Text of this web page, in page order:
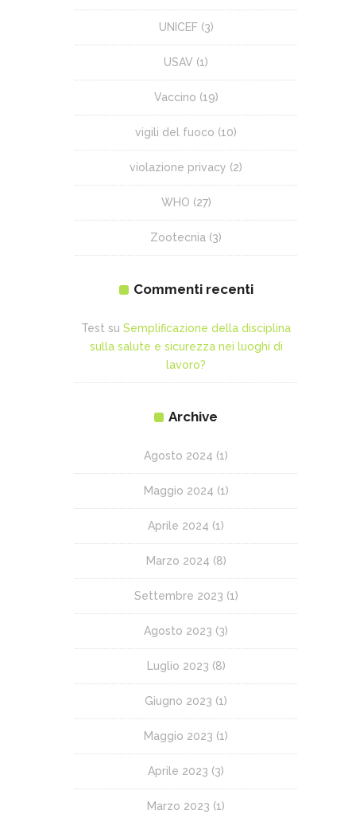
UNICEF(3)
USAV (1)
Vaccino (19)
vigili del fuoco (10)
violazione privacy (2)
WHO (27)
Zootecnia (3)
Commenti recenti
Test su Semplificazione della disciplina
sulla salute e sicurezza nei luoghi di
lavoro?
Archive
Agosto 2024 (1)
Maggio 2024 (1)
Aprile 2024 (1)
Marzo 2024 (8)
Settembre 2023 (1)
Agosto 2023 (3)
Luglio 2023 (8)
Giugno 2023 (1)
Maggio 2023 (1)
Aprile 2023 (3)
Marzo 2023 (1)